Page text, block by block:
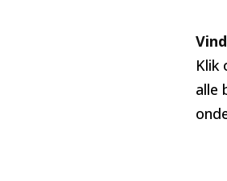
Klik
alle